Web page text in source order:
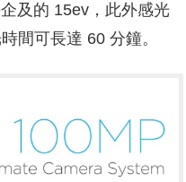
及的 15ev，此外感光
間可長達 60 分鐘。